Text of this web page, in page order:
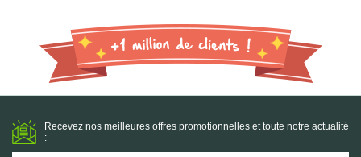
Recevez nos meilleures offres promotionnelles et toute notre actualité
: